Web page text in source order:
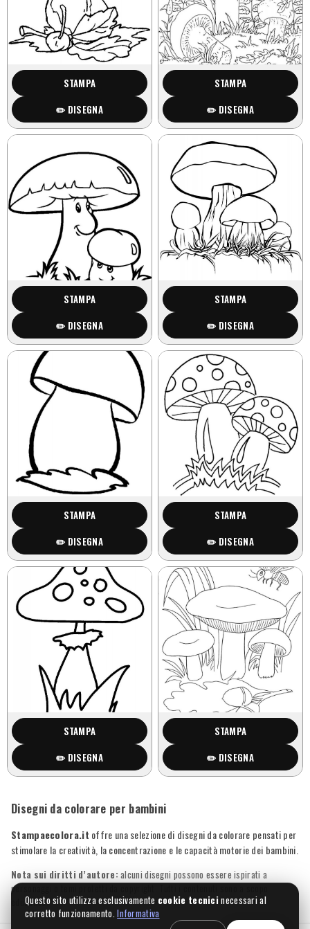
STAMPA
✏️ DISEGNA
STAMPA
✏️ DISEGNA
STAMPA
✏️ DISEGNA
STAMPA
✏️ DISEGNA
STAMPA
✏️ DISEGNA
STAMPA
✏️ DISEGNA
STAMPA
✏️ DISEGNA
STAMPA
✏️ DISEGNA
Disegni da colorare per bambini
Stampaecolora.it offre una selezione di disegni da colorare pensati per
stimolare la creatività, la concentrazione e le capacità motorie dei bambini.
Nota sui diritti d’autore:alcuni disegni possono essere ispirati a
personaggi o temi protetti da copyright. Tutti i contenuti sono a scopo
educativo.
Questo sito utilizza esclusivamente cookie tecnici necessari al
corretto funzionamento.Informativa